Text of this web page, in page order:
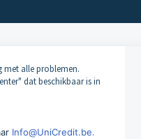
met alle problemen.
dat beschikbaar is in
Info@UniCredit.be.